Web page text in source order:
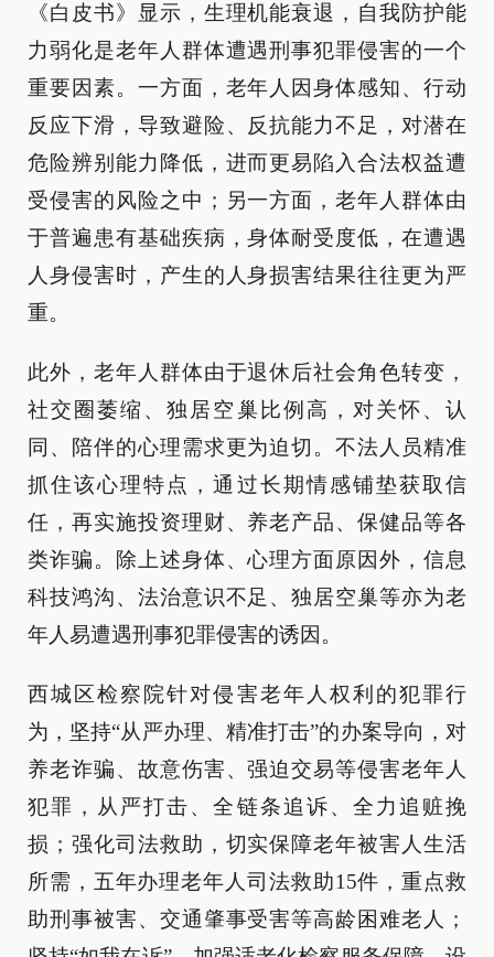
《白皮书》显示，生理机能衰退，自我防护能
力弱化是老年人群体遭遇刑事犯罪侵害的一个
重要因素。一方面，老年人因身体感知、行动
反应下滑，导致避险、反抗能力不足，对潜在
危险辨别能力降低，进而更易陷入合法权益遭
受侵害的风险之中；另一方面，老年人群体由
于普遍患有基础疾病，身体耐受度低，在遭遇
人身侵害时，产生的人身损害结果往往更为严
重。
此外，老年人群体由于退休后社会角色转变，
社交圈萎缩、独居空巢比例高，对关怀、认
同、陪伴的心理需求更为迫切。不法人员精准
抓住该心理特点，通过长期情感铺垫获取信
任，再实施投资理财、养老产品、保健品等各
类诈骗。除上述身体、心理方面原因外，信息
科技鸿沟、法治意识不足、独居空巢等亦为老
年人易遭遇刑事犯罪侵害的诱因。
西城区检察院针对侵害老年人权利的犯罪行
为，坚持“从严办理、精准打击”的办案导向，对
养老诈骗、故意伤害、强迫交易等侵害老年人
犯罪，从严打击、全链条追诉、全力追赃挽
损；强化司法救助，切实保障老年被害人生活
所需，五年办理老年人司法救助15件，重点救
助刑事被害、交通肇事受害等高龄困难老人；